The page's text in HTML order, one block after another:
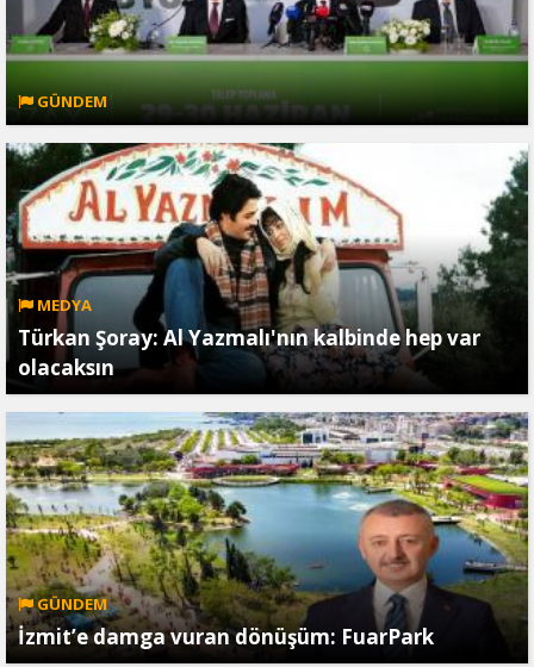
GÜNDEM
MEDYA
Türkan Şoray: Al Yazmalı'nın kalbinde hep var
olacaksın
GÜNDEM
İzmit’e damga vuran dönüşüm: FuarPark